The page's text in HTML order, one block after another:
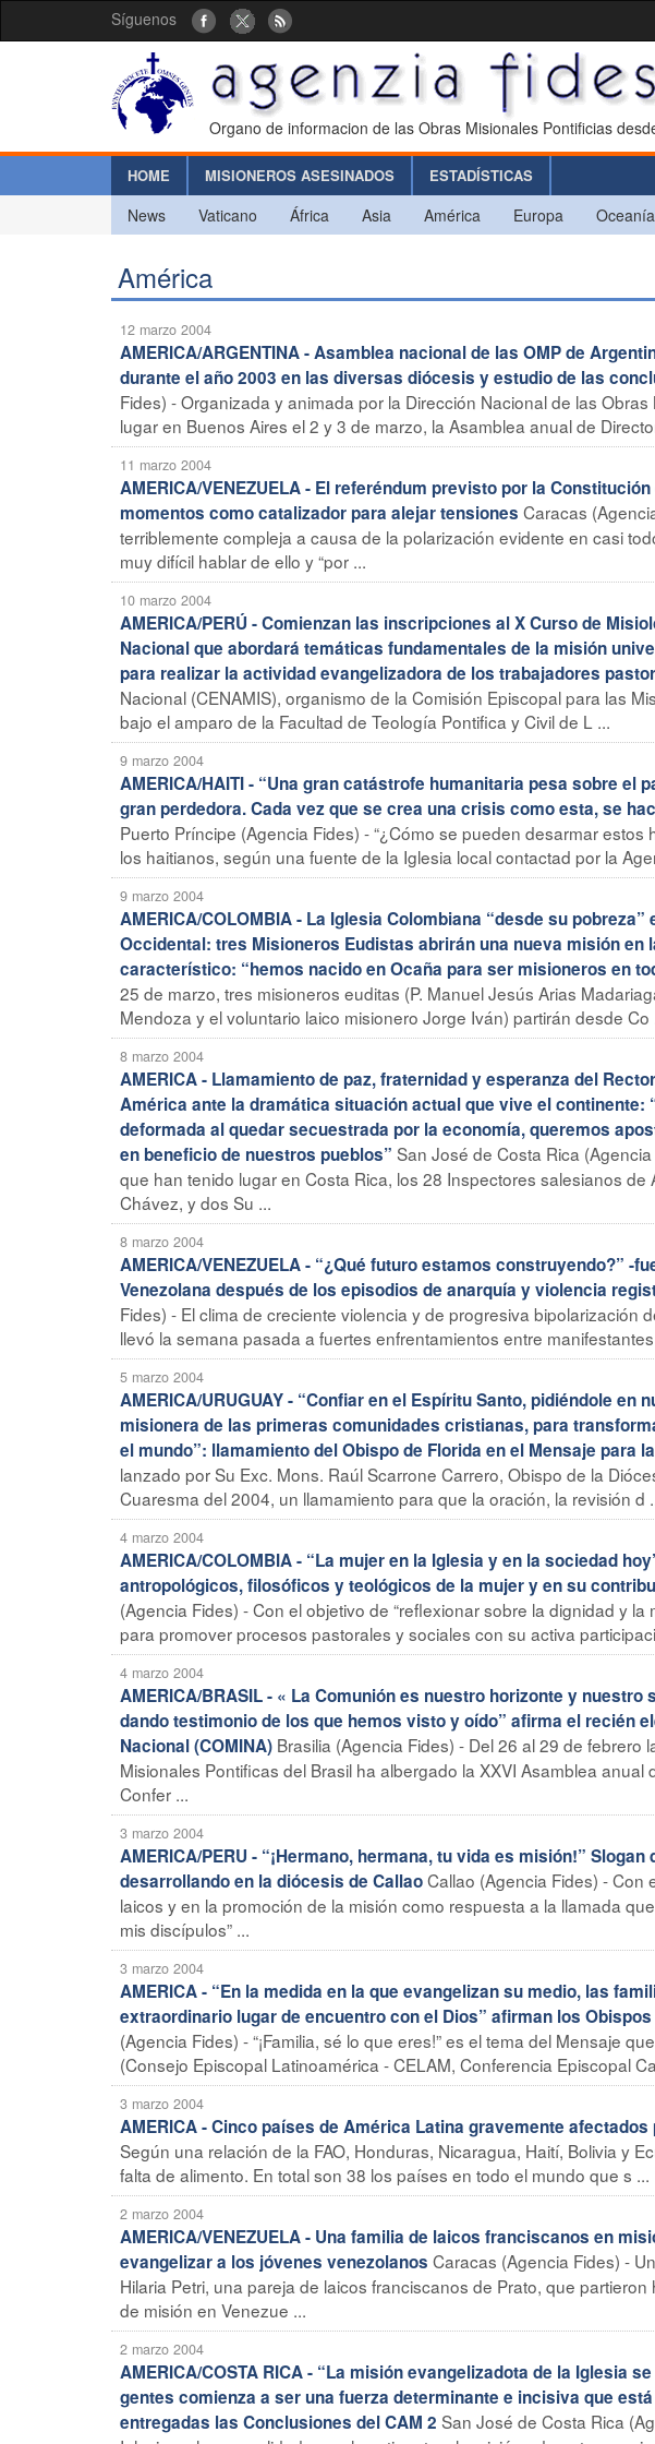
Síguenos
Organo de informacion de las Obras Misionales Pontificias
HOME MISIONEROS ASESINADOS ESTADÍSTICAS
News Vaticano África Asia América Europa Oceanía
América
12 marzo 2004
AMERICA/ARGENTINA - Asamblea nacional de las OMP de
durante el año 2003 en las diversas diócesis y estudio de las
Fides) - Organizada y animada por la Dirección Nacional de las
lugar en Buenos Aires el 2 y 3 de marzo, la Asamblea anual de
11 marzo 2004
AMERICA/VENEZUELA - El referéndum previsto por la
momentos como catalizador para alejar tensiones Caracas
terriblemente compleja a causa de la polarización evidente en casi
muy difícil hablar de ello y “por ...
10 marzo 2004
AMERICA/PERÚ - Comienzan las inscripciones al X Curso de
Nacional que abordará temáticas fundamentales de la misión
para realizar la actividad evangelizadora de los trabajadores
Nacional (CENAMIS), organismo de la Comisión Episcopal para las
bajo el amparo de la Facultad de Teología Pontifica y Civil de L ...
9 marzo 2004
AMERICA/HAITI - “Una gran catástrofe humanitaria pesa sobre el
gran perdedora. Cada vez que se crea una crisis como esta, se
Puerto Príncipe (Agencia Fides) - “¿Cómo se pueden desarmar
los haitianos, según una fuente de la Iglesia local contactad por la
9 marzo 2004
AMERICA/COLOMBIA - La Iglesia Colombiana “desde su
Occidental: tres Misioneros Eudistas abrirán una nueva misión en
característico: “hemos nacido en Ocaña para ser misioneros en
25 de marzo, tres misioneros euditas (P. Manuel Jesús Arias
Mendoza y el voluntario laico misionero Jorge Iván) partirán desde Co
8 marzo 2004
AMERICA - Llamamiento de paz, fraternidad y esperanza del
América ante la dramática situación actual que vive el continente:
deformada al quedar secuestrada por la economía, queremos
en beneficio de nuestros pueblos” San José de Costa Rica
que han tenido lugar en Costa Rica, los 28 Inspectores salesianos
Chávez, y dos Su ...
8 marzo 2004
AMERICA/VENEZUELA - “¿Qué futuro estamos construyendo?” -
Venezolana después de los episodios de anarquía y violencia
Fides) - El clima de creciente violencia y de progresiva bipolarización
llevó la semana pasada a fuertes enfrentamientos entre
5 marzo 2004
AMERICA/URUGUAY - “Confiar en el Espíritu Santo, pidiéndole
misionera de las primeras comunidades cristianas, para
el mundo”: llamamiento del Obispo de Florida en el Mensaje para
lanzado por Su Exc. Mons. Raúl Scarrone Carrero, Obispo de la
Cuaresma del 2004, un llamamiento para que la oración, la revisión d
4 marzo 2004
AMERICA/COLOMBIA - “La mujer en la Iglesia y en la sociedad
antropológicos, filosóficos y teológicos de la mujer y en su
(Agencia Fides) - Con el objetivo de “reflexionar sobre la dignidad y
para promover procesos pastorales y sociales con su activa
4 marzo 2004
AMERICA/BRASIL - « La Comunión es nuestro horizonte y
dando testimonio de los que hemos visto y oído” afirma el recién
Nacional (COMINA) Brasilia (Agencia Fides) - Del 26 al 29 de
Misionales Pontificas del Brasil ha albergado la XXVI Asamblea
Confer ...
3 marzo 2004
AMERICA/PERU - “¡Hermano, hermana, tu vida es misión!”
desarrollando en la diócesis de CallaoCallao (Agencia Fides) - Con
laicos y en la promoción de la misión como respuesta a la llamada
mis discípulos” ...
3 marzo 2004
AMERICA - “En la medida en la que evangelizan su medio, las
extraordinario lugar de encuentro con el Dios” afirman los
(Agencia Fides) - “¡Familia, sé lo que eres!” es el tema del Mensaje
(Consejo Episcopal Latinoamérica - CELAM, Conferencia Episcopal
3 marzo 2004
AMERICA - Cinco países de América Latina gravemente
Según una relación de la FAO, Honduras, Nicaragua, Haití, Bolivia y
falta de alimento. En total son 38 los países en todo el mundo que s ...
2 marzo 2004
AMERICA/VENEZUELA - Una familia de laicos franciscanos en
evangelizar a los jóvenes venezolanos Caracas (Agencia Fides) -
Hilaria Petri, una pareja de laicos franciscanos de Prato, que
de misión en Venezue ...
2 marzo 2004
AMERICA/COSTA RICA - “La misión evangelizadota de la Iglesia
gentes comienza a ser una fuerza determinante e incisiva que
entregadas las Conclusiones del CAM 2 San José de Costa Rica